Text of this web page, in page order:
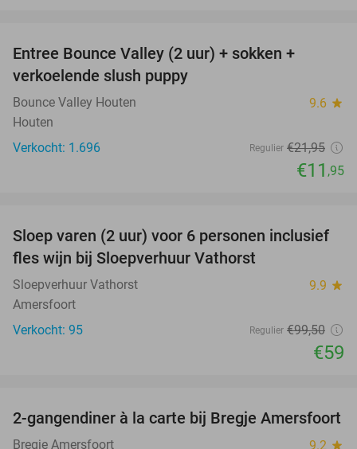
Entree Bounce Valley (2 uur) + sokken +
verkoelende slush puppy
Bounce Valley Houten 9.6 star
Houten
Verkocht: 1.696
Regulier €21,95
€11 ,95
41%
Sloep varen (2 uur) voor 6 personen inclusief
fles wijn bij Sloepverhuur Vathorst
Sloepverhuur Vathorst 9.9 star
Amersfoort
Verkocht: 95
Regulier €99,50
€59
12%
2-gangendiner à la carte bij Bregje Amersfoort
Bregje Amersfoort 9.2 star